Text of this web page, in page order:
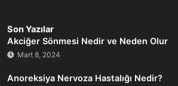
Son Yazılar
Akciğer Sönmesi Nedir ve Neden Olur
Mart 8, 2024
Anoreksiya Nervoza Hastalığı Nedir?